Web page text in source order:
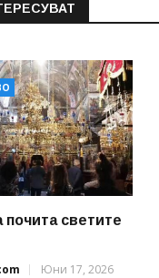
светите
Юни 17, 2026